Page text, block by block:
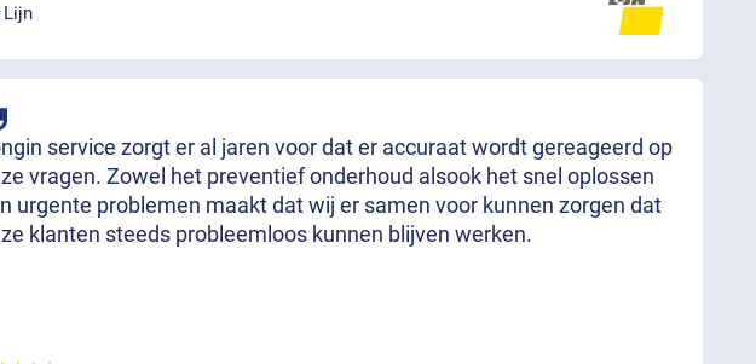
Lijn
service zorgt er al jaren voor dat er accuraat wordt gereageerd op
vragen. Zowel het preventief onderhoud alsook het snel oplossen
urgente problemen maakt dat wij er samen voor kunnen zorgen dat
klanten steeds probleemloos kunnen blijven werken.